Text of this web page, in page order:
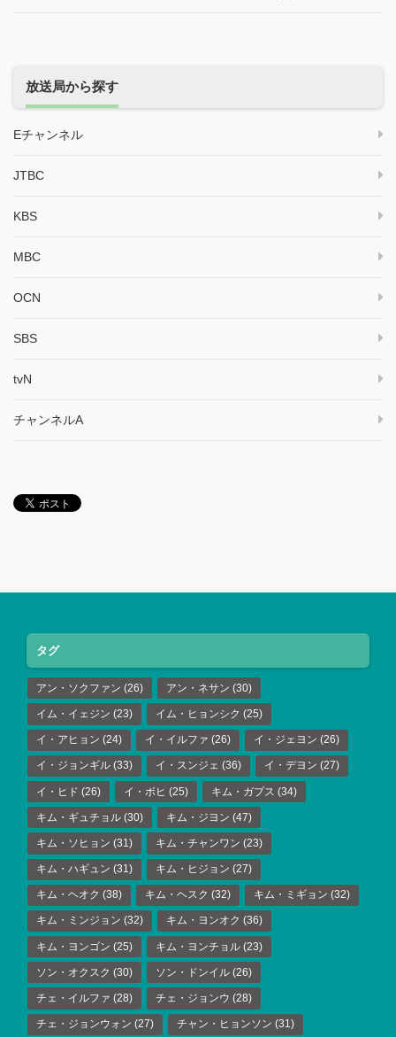
放送局から探す
Eチャンネル
JTBC
KBS
MBC
OCN
SBS
tvN
チャンネルA
タグ
アン・ソクファン (26) アン・ネサン (30)
イム・イェジン (23) イム・ヒョンシク (25)
イ・アヒョン (24) イ・イルファ (26) イ・ジェヨン (26)
イ・ジョンギル (33) イ・スンジェ (36) イ・デヨン (27)
イ・ヒド (26) イ・ボヒ (25) キム・ガプス (34)
キム・ギュチョル (30) キム・ジヨン (47)
キム・ソヒョン (31) キム・チャンワン (23)
キム・ハギュン (31) キム・ヒジョン (27)
キム・ヘオク (38) キム・ヘスク (32) キム・ミギョン (32)
キム・ミンジョン (32) キム・ヨンオク (36)
キム・ヨンゴン (25) キム・ヨンチョル (23)
ソン・オクスク (30) ソン・ドンイル (26)
チェ・イルファ (28) チェ・ジョンウ (28)
チェ・ジョンウォン (27) チャン・ヒョンソン (31)